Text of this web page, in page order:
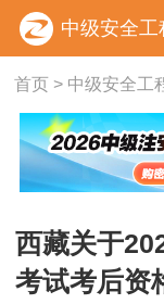
中级安全工
首页> 中级安全工
西藏关于
考试考后资